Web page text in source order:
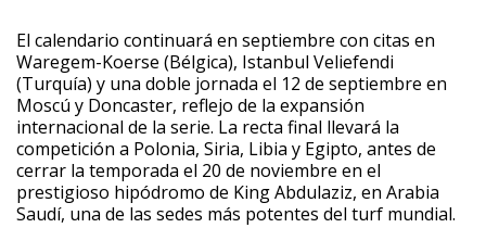
El calendario continuará en septiembre con citas en
Waregem-Koerse (Bélgica), Istanbul Veliefendi
(Turquía) y una doble jornada el 12 de septiembre en
Moscú y Doncaster, reflejo de la expansión
internacional de la serie. La recta final llevará la
competición a Polonia, Siria, Libia y Egipto, antes de
cerrar la temporada el 20 de noviembre en el
prestigioso hipódromo de King Abdulaziz, en Arabia
Saudí, una de las sedes más potentes del turf mundial.